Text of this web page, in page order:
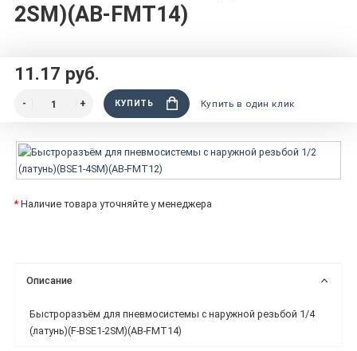
2SM)(AB-FMT14)
11.17 руб.
КУПИТЬ Купить в один клик
* Наличие товара уточняйте у менеджера
Описание
Быстроразъём для пневмосистемы с наружной резьбой 1/4
(латунь)(F-BSE1-2SM)(AB-FMT14)